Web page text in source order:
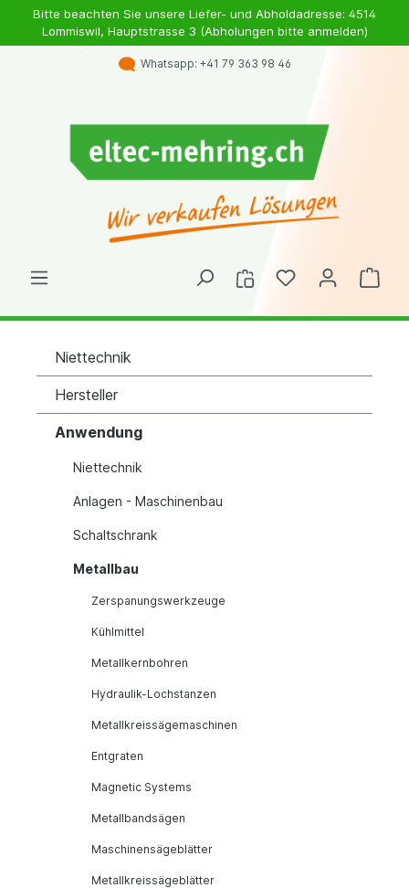
Bitte beachten Sie unsere Liefer- und Abholdadresse: 4514
Lommiswil, Hauptstrasse 3 (Abholungen bitte anmelden)
Whatsapp: +41 79 363 98 46
Niettechnik
Hersteller
Anwendung
Niettechnik
Anlagen - Maschinenbau
Schaltschrank
Metallbau
Zerspanungswerkzeuge
Kühlmittel
Metallkernbohren
Hydraulik-Lochstanzen
Metallkreissägemaschinen
Entgraten
Magnetic Systems
Metallbandsägen
Maschinensägeblätter
Metallkreissägeblätter